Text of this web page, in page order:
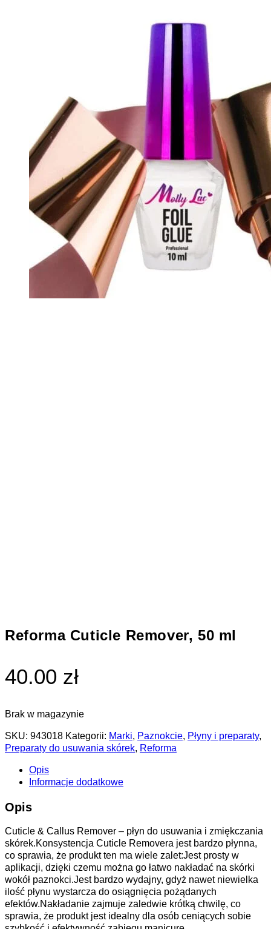
Reforma Cuticle Remover, 50 ml
40.00 zł
Brak w magazynie
SKU: 943018 Kategorii: Marki, Paznokcie, Płyny i preparaty,
Preparaty do usuwania skórek, Reforma
Opis
Informacje dodatkowe
Opis
Cuticle & Callus Remover – płyn do usuwania i zmiękczania
skórek.Konsystencja Cuticle Removera jest bardzo płynna,
co sprawia, że produkt ten ma wiele zalet:Jest prosty w
aplikacji, dzięki czemu można go łatwo nakładać na skórki
wokół paznokci.Jest bardzo wydajny, gdyż nawet niewielka
ilość płynu wystarcza do osiągnięcia pożądanych
efektów.Nakładanie zajmuje zaledwie krótką chwilę, co
sprawia, że produkt jest idealny dla osób ceniących sobie